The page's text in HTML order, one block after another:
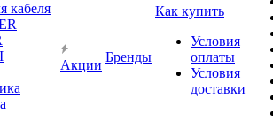
кабеля
Акции
Бренды
Как купить
Условия
оплаты
Условия
доставки